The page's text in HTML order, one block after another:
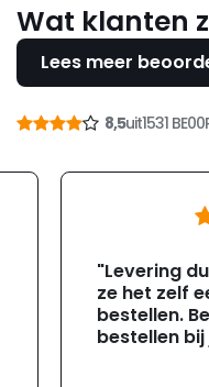
Wat klanten
Lees meer
8,5uit1531
"Levering
ze het zelf
bestellen.
bestellen